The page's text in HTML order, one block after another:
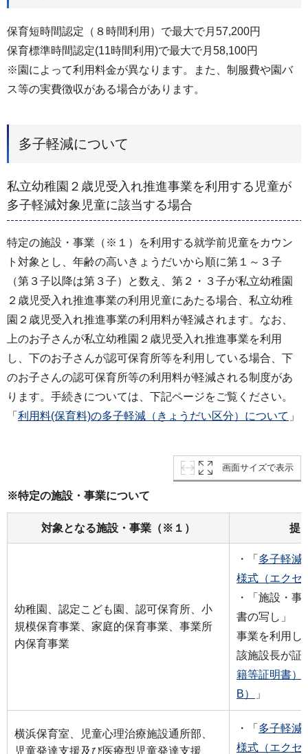
保育短時間認定（８時間利用）で最大で月57,200円
保育標準時間認定(11時間利用)で最大で月58,100円
※園によって利用料金が異なります。また、制服費や園バ
ス等の実費徴収がある場合があります。
多子軽減について
私立幼稚園２歳児受入れ推進事業を利用する児童が
多子軽減対象児童に該当する場合
特定の施設・事業（※１）を利用する就学前児童をカウン
ト対象とし、年齢の高いきょうだいから順に第１～３子
（第３子以降は第３子）と数え、第２・３子が私立幼稚園
２歳児受入れ推進事業の利用児童にあたる場合、私立幼稚
園２歳児受入れ推進事業の利用料が軽減されます。なお、
上のお子さんが私立幼稚園２歳児受入れ推進事業を利用
し、下のお子さんが認可保育所等を利用している場合、下
のお子さんの認可保育所等の利用料が軽減される制度があ
ります。手続きについては、下記ページをご覧ください。
「 利用料(保育料)の多子軽減（きょうだい区分）について 」
画面サイズで表示
※特定の施設・事業について
対象となる施設・事業（※１） 提
幼稚園、認定こども園、認可保育所、小
規模保育事業、家庭的保育事業、事業所
内保育事業
・「 多子軽減
様式（エクセ
・「施設・
書の写し」
事業を利用し
該施設長が証
籍等証明書）
B）
」
横浜保育室、児童心理治療施設通所部、
児童発達支援及び医療型児童発達支援、
・「 多子軽減
様式（エクセ